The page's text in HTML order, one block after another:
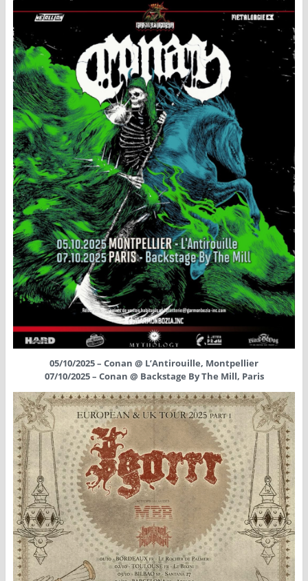
05/10/2025 – Conan @ L’Antirouille, Montpellier
07/10/2025 – Conan @ Backstage By The Mill, Paris